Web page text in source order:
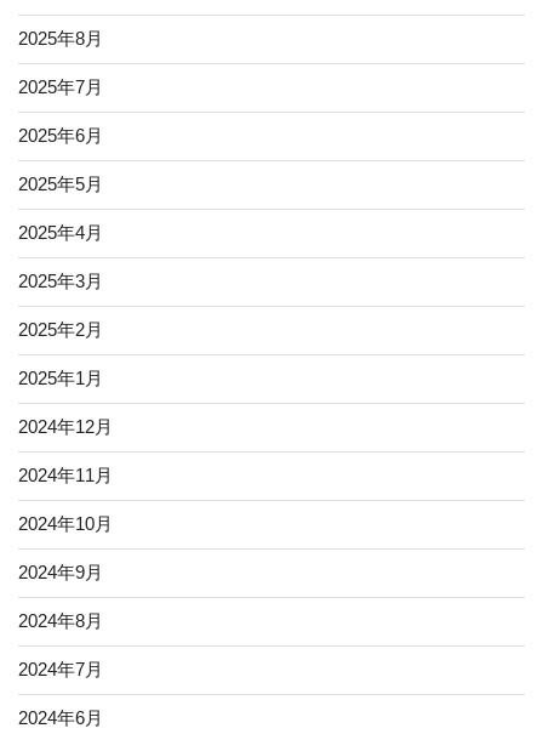
2025年8月
2025年7月
2025年6月
2025年5月
2025年4月
2025年3月
2025年2月
2025年1月
2024年12月
2024年11月
2024年10月
2024年9月
2024年8月
2024年7月
2024年6月